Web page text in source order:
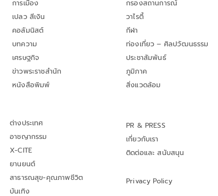
การเมือง
เปลว สีเงิน
คอลัมนิสต์
บทความ
เศรษฐกิจ
ข่าวพระราชสำนัก
หนังสือพิมพ์
กรองสถานการณ์
วาไรตี้
กีฬา
ท่องเที่ยว – ศิลปวัฒนธรรม
ประชาสัมพันธ์
ภูมิภาค
สิ่งแวดล้อม
ต่างประเทศ
อาชญากรรม
X-CITE
ยานยนต์
สาธารณสุข-คุณภาพชีวิต
บันเทิง
PR & PRESS
เกี่ยวกับเรา
ติดต่อและ สนับสนุน
Privacy Policy